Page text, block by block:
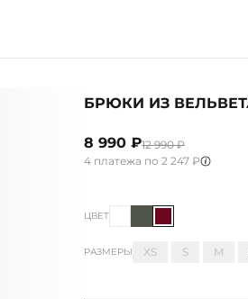
БРЮКИ ИЗ
8 990 ₽12 990 ₽
4 платежа по 2 247 ₽
ЦВЕТ
РАЗМЕРЫ XS S M